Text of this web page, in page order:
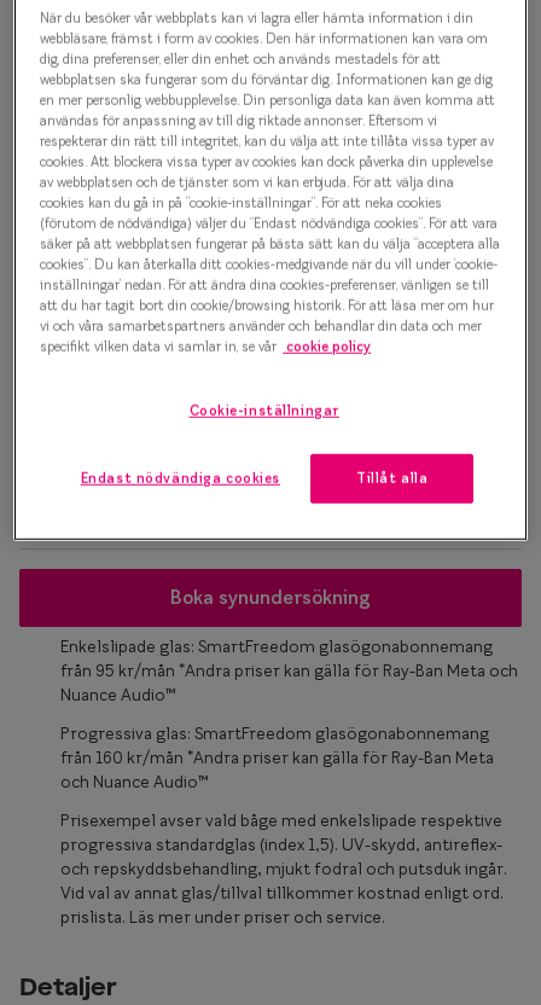
Taberg
Trender
C03 Glasögonbåge
1 000 kr
Välj färg:
Svart
Osäker på vilken storlek du har? Se vår Storleksguide
Boka synundersökning
Enkelslipade glas: SmartFreedom glasögonabonnemang
från 95 kr/mån *Andra priser kan gälla för Ray-Ban Meta och
Nuance Audio™
Progressiva glas: SmartFreedom glasögonabonnemang
från 160 kr/mån *Andra priser kan gälla för Ray-Ban Meta
och Nuance Audio™
Prisexempel avser vald båge med enkelslipade respektive
progressiva standardglas (index 1,5). UV-skydd, antireflex-
och repskyddsbehandling, mjukt fodral och putsduk ingår.
Vid val av annat glas/tillval tillkommer kostnad enligt ord.
prislista. Läs mer under priser och service.
Detaljer
När du besöker vår webbplats kan vi lagra eller hämta information i din
webbläsare, främst i form av cookies. Den här informationen kan vara om
dig, dina preferenser, eller din enhet och används mestadels för att
webbplatsen ska fungerar som du förväntar dig. Informationen kan ge dig
en mer personlig webbupplevelse. Din personliga data kan även komma att
användas för anpassning av till dig riktade annonser. Eftersom vi
respekterar din rätt till integritet, kan du välja att inte tillåta vissa typer av
cookies. Att blockera vissa typer av cookies kan dock påverka din upplevelse
av webbplatsen och de tjänster som vi kan erbjuda. För att välja dina
cookies kan du gå in på ”cookie-inställningar”. För att neka cookies
(förutom de nödvändiga) väljer du ”Endast nödvändiga cookies”. För att vara
säker på att webbplatsen fungerar på bästa sätt kan du välja ”acceptera alla
cookies”. Du kan återkalla ditt cookies-medgivande när du vill under ’cookie-
inställningar’ nedan. För att ändra dina cookies-preferenser, vänligen se till
att du har tagit bort din cookie/browsing historik. För att läsa mer om hur
vi och våra samarbetspartners använder och behandlar din data och mer
specifikt vilken data vi samlar in, se vår cookie policy
Cookie-inställningar
Endast nödvändiga cookies Tillåt alla